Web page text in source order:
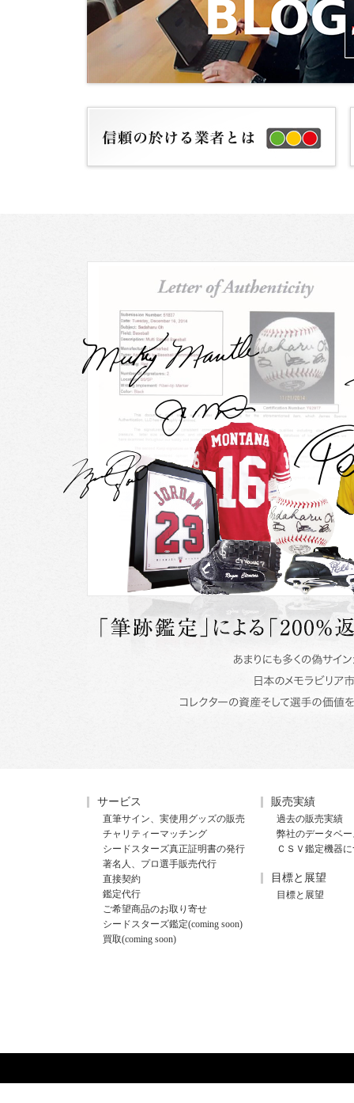
サービス
直筆サイン、実使用グッズの販売
チャリティーマッチング
シードスターズ真正証明書の発行
著名人、プロ選手販売代行
直接契約
鑑定代行
ご希望商品のお取り寄せ
シードスターズ鑑定(coming soon)
買取(coming soon)
販売実績
過去の販売実績
弊社のデータベ
ＣＳＶ鑑定機器
目標と展望
目標と展望